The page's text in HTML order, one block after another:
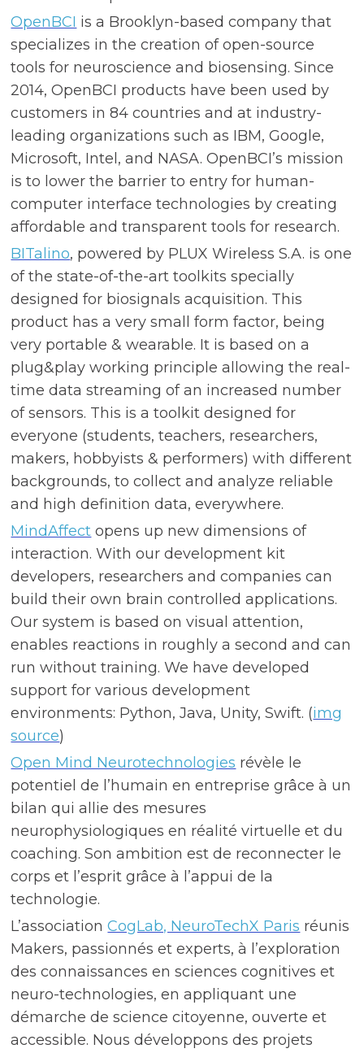
OpenBCI is a Brooklyn-based company that
specializes in the creation of open-source
tools for neuroscience and biosensing. Since
2014, OpenBCI products have been used by
customers in 84 countries and at industry-
leading organizations such as IBM, Google,
Microsoft, Intel, and NASA. OpenBCI’s mission
is to lower the barrier to entry for human-
computer interface technologies by creating
affordable and transparent tools for research.
BITalino, powered by PLUX Wireless S.A. is one
of the state-of-the-art toolkits specially
designed for biosignals acquisition. This
product has a very small form factor, being
very portable & wearable. It is based on a
plug&play working principle allowing the real-
time data streaming of an increased number
of sensors. This is a toolkit designed for
everyone (students, teachers, researchers,
makers, hobbyists & performers) with different
backgrounds, to collect and analyze reliable
and high definition data, everywhere.
MindAffect opens up new dimensions of
interaction. With our development kit
developers, researchers and companies can
build their own brain controlled applications.
Our system is based on visual attention,
enables reactions in roughly a second and can
run without training. We have developed
support for various development
environments: Python, Java, Unity, Swift. (img
source)
Open Mind Neurotechnologies révèle le
potentiel de l’humain en entreprise grâce à un
bilan qui allie des mesures
neurophysiologiques en réalité virtuelle et du
coaching. Son ambition est de reconnecter le
corps et l’esprit grâce à l’appui de la
technologie.
L’associationCogLab, NeuroTechX Paris réunis
Makers, passionnés et experts, à l’exploration
des connaissances en sciences cognitives et
neuro-technologies, en appliquant une
démarche de science citoyenne, ouverte et
accessible. Nous développons des projets